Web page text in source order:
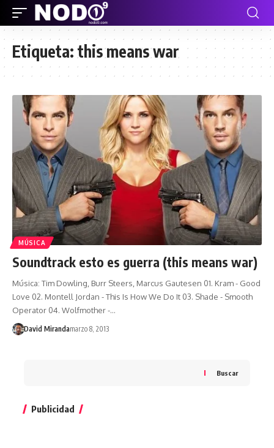
Etiqueta:this means war
MÚSICA
Soundtrack esto es guerra (this means war)
Música: Tim Dowling, Burr Steers, Marcus Gautesen 01. Kram - Good
Love 02. Montell Jordan - This Is How We Do It 03. Shade - Smooth
Operator 04. Wolfmother -…
David Mirandamarzo 8, 2013
Buscar
Publicidad